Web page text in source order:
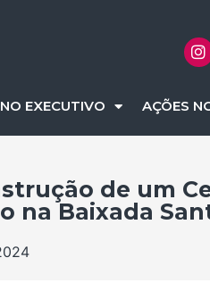
EXECUTIVO AÇÕES
de um
na Baixada